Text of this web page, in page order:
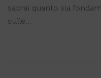
saprai quanto sia
sulle…